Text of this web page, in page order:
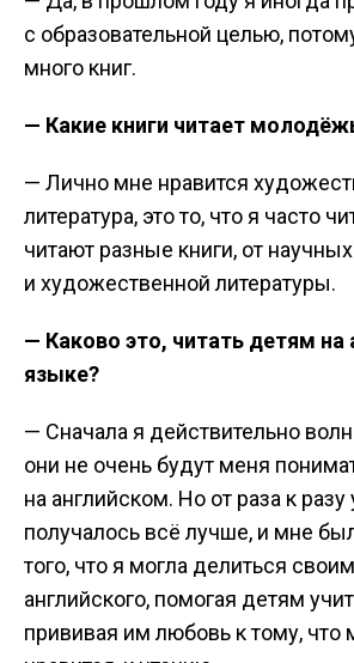
с образовательной целью,
много книг.
— Какие книги читает
— Лично мне нравится
литература, это то, что я часто
читают разные книги, от
и художественной литературы.
— Каково это, читать детям на
языке?
— Сначала я действительно
они не очень будут меня
на английском. Но от раза к разу
получалось всё лучше, и мне
того, что я могла делиться
английского, помогая детям
прививая им любовь к тому, что